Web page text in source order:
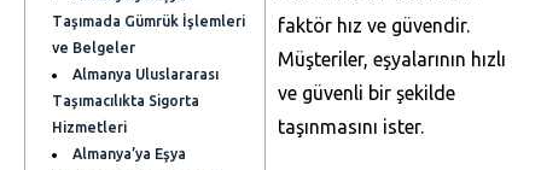
Taşımada Gümrük İşlemleri
ve Belgeler
Almanya Uluslararası
Taşımacılıkta Sigorta
Hizmetleri
Almanya’ya Eşya
faktör hız ve güvendir.
Müşteriler, eşyalarının hızlı
ve güvenli bir şekilde
taşınmasını ister.